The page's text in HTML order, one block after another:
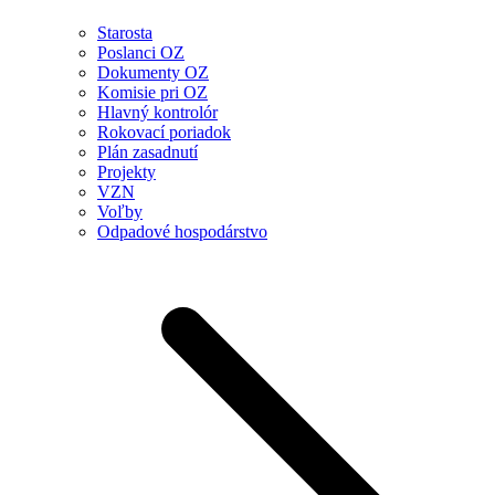
Starosta
Poslanci OZ
Dokumenty OZ
Komisie pri OZ
Hlavný kontrolór
Rokovací poriadok
Plán zasadnutí
Projekty
VZN
Voľby
Odpadové hospodárstvo